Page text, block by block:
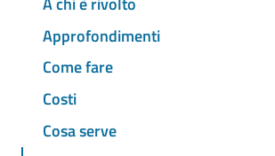
Approfondimenti
Come fare
Costi
Cosa serve